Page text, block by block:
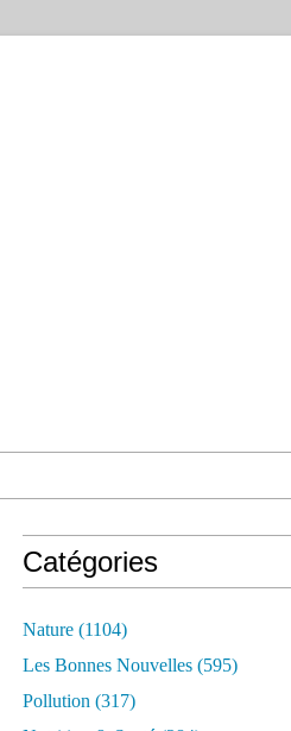
Catégories
Nature (1104)
Les Bonnes Nouvelles (595)
Pollution (317)